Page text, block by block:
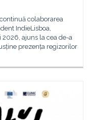
colaborarea
IndieLisboa,
ajuns la cea de-a
prezența regizorilor